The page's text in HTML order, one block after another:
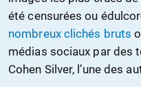
été censurées ou
nombreux clichés bruts
médias sociaux par des
Cohen Silver, l’une des